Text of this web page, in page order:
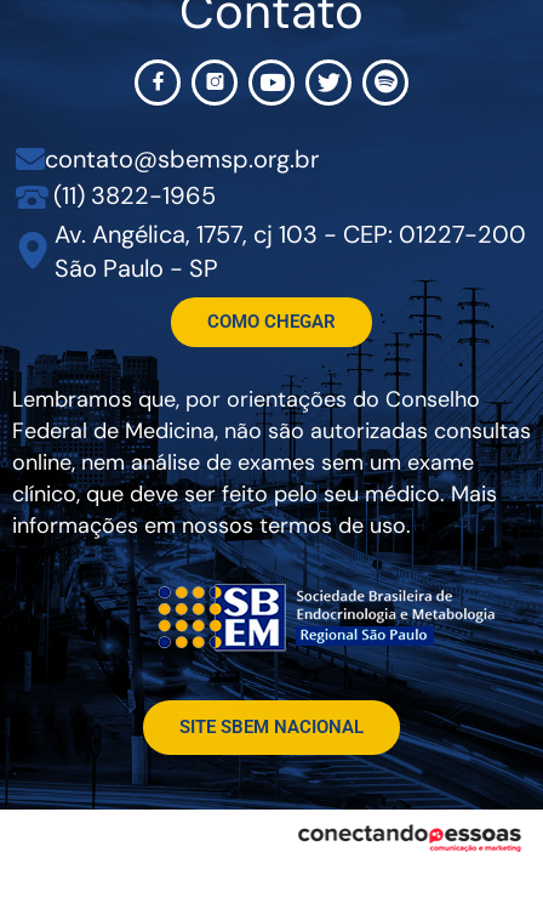
contato@sbemsp.org.br
(11) 3822-1965
Av. Angélica, 1757, cj 103 - CEP: 01227-200
São Paulo - SP
COMO CHEGAR
Lembramos que, por orientações do Conselho
Federal de Medicina, não são autorizadas consultas
online, nem análise de exames sem um exame
clínico, que deve ser feito pelo seu médico. Mais
informações em nossos termos de uso.
SITE SBEM NACIONAL